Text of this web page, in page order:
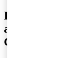
Die Marke
Coolness.